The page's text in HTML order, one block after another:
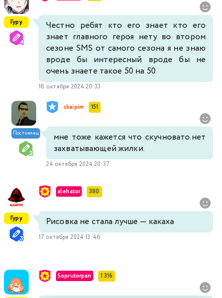
Гуру
Честно ребят кто его знает кто его
знает главного героя нету во втором
сезоне SMS от самого сезона я не знаю
вроде бы интересный вроде бы не
очень знаете такое 50 на 50
18 октября 2024 20:33
Постоялец
ckaipim 151
мне тоже кажется что скучновато.нет
захватывающей жилки.
24 октября 2024 20:37
Гуру
alehator 380
Рисовка не стала лучше — какаха
17 октября 2024 13:46
Soprutorpan 1 316